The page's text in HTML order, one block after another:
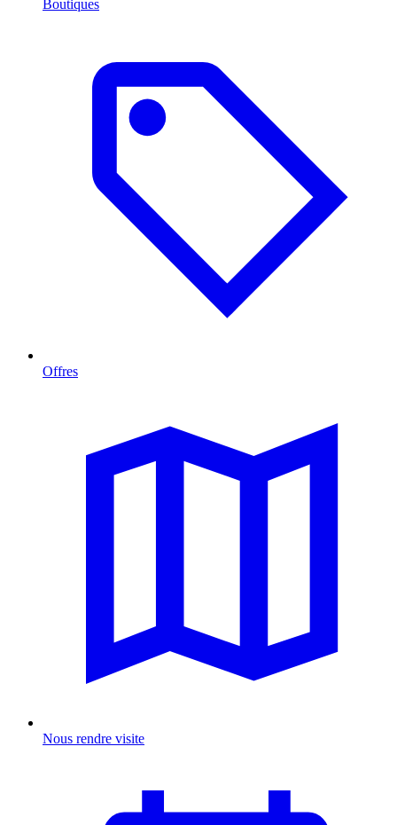
Boutiques
Offres
Nous rendre visite